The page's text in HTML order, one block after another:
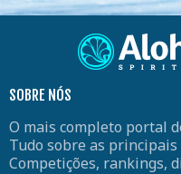
SOBRE NÓS
O mais completo portal
Tudo sobre as
Competições, rankings,